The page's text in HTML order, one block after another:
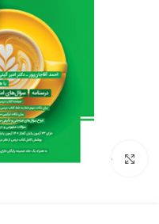
برای بزرگنمایی کلیک کنید